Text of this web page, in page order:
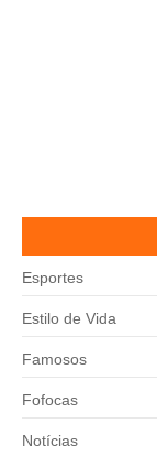
Esportes
Estilo de Vida
Famosos
Fofocas
Notícias